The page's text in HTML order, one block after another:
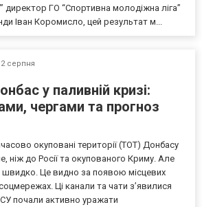
директор ГО “Спортивна молодіжна ліга”
Іван Коромисло, цей результат м...
2 серпня
у паливній кризі:
чергами та прогноз
окуповані території (ТОТ) Донбасу
ніж до Росії та окупованого Криму. Але
швидко. Це видно за появою місцевих
Ці канали та чати з’явилися
почали активно уражати